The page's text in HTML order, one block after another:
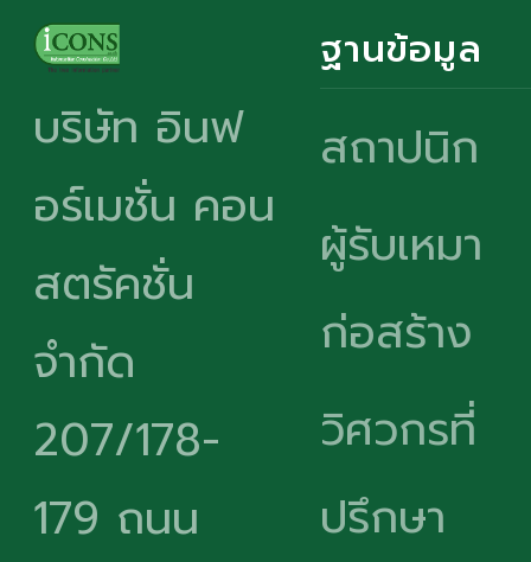
บริษัท อินฟ
อร์เมชั่น คอน
สตรัคชั่น
จำกัด
207/178-
179 ถนน
ฐานข้อมูล
สถาปนิก
ผู้รับเหมา
ก่อสร้าง
วิศวกรที่
ปรึกษา